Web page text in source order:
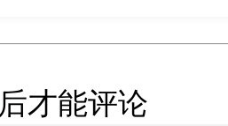
后才能评论